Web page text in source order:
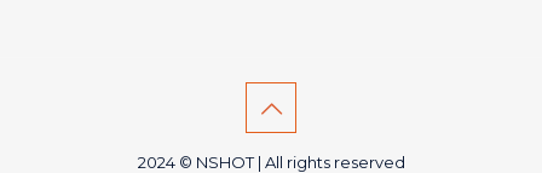
2024 © NSHOT | All rights reserved